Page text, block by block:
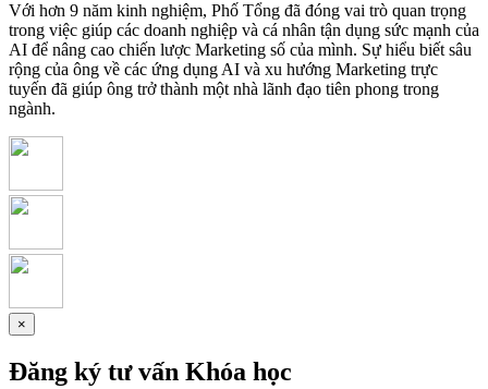
Với hơn 9 năm kinh nghiệm, Phố Tổng đã đóng vai trò quan trọng
trong việc giúp các doanh nghiệp và cá nhân tận dụng sức mạnh của
AI để nâng cao chiến lược Marketing số của mình. Sự hiểu biết sâu
rộng của ông về các ứng dụng AI và xu hướng Marketing trực
tuyến đã giúp ông trở thành một nhà lãnh đạo tiên phong trong
ngành.
×
Đăng ký tư vấn Khóa học